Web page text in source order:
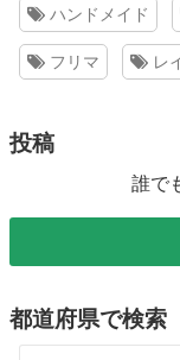
ハンドメイド
フリマ レ
投稿
誰で
都道府県で検索